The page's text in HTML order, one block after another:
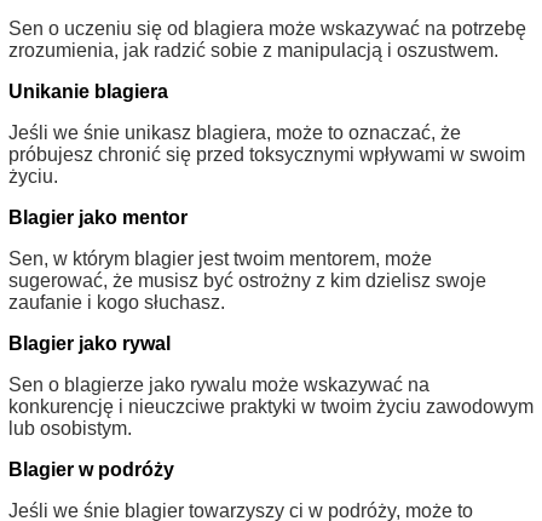
Sen o uczeniu się od blagiera może wskazywać na potrzebę
zrozumienia, jak radzić sobie z manipulacją i oszustwem.
Unikanie blagiera
Jeśli we śnie unikasz blagiera, może to oznaczać, że
próbujesz chronić się przed toksycznymi wpływami w swoim
życiu.
Blagier jako mentor
Sen, w którym blagier jest twoim mentorem, może
sugerować, że musisz być ostrożny z kim dzielisz swoje
zaufanie i kogo słuchasz.
Blagier jako rywal
Sen o blagierze jako rywalu może wskazywać na
konkurencję i nieuczciwe praktyki w twoim życiu zawodowym
lub osobistym.
Blagier w podróży
Jeśli we śnie blagier towarzyszy ci w podróży, może to